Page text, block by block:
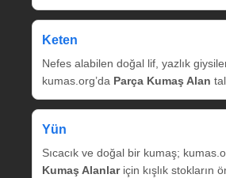
Keten
Nefes alabilen doğal lif, yazlık
kumas.org’da Parça Kumaş Alan
Yün
Sıcacık ve doğal bir kumaş;
Kumaş Alanlariçin kışlık stokların